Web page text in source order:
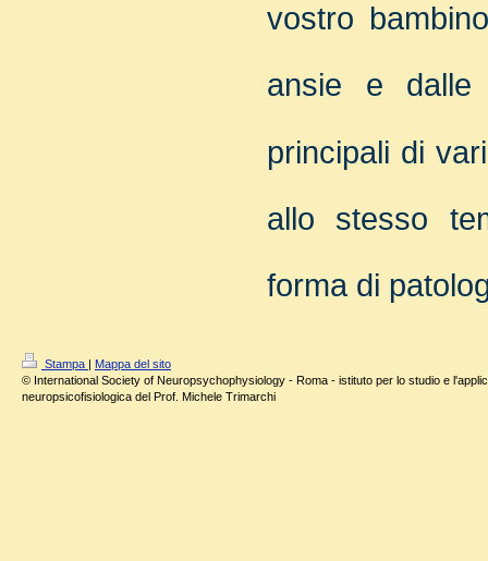
vostro
ansie e dalle
principali di
allo stesso
forma di
Stampa | Mappa del sito
© International Society of Neuropsychophysiology - Roma - istituto per lo studio e
neuropsicofisiologica del Prof. Michele Trimarchi